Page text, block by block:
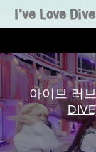
I've Love Dive
아이브 러브 다이브 [IVE LOVE